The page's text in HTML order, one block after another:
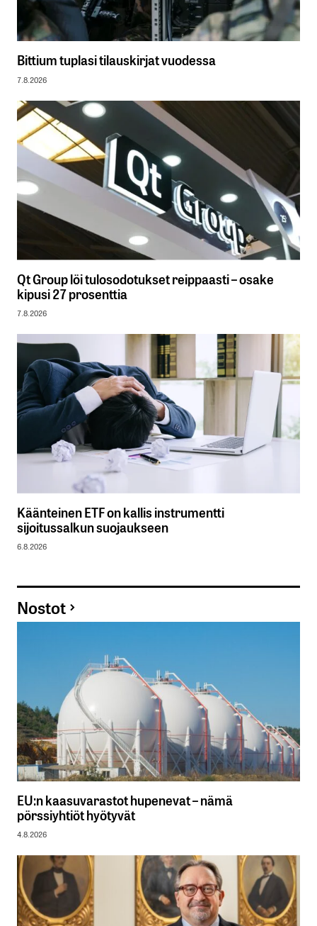
Bittium tuplasi tilauskirjat vuodessa
7.8.2026
Qt Group löi tulosodotukset reippaasti – osake
kipusi 27 prosenttia
7.8.2026
Käänteinen ETF on kallis instrumentti
sijoitussalkun suojaukseen
6.8.2026
Nostot
EU:n kaasuvarastot hupenevat – nämä
pörssiyhtiöt hyötyvät
4.8.2026